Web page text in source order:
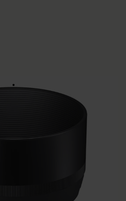
the SIGMA 85mm F1.4 DG
the lens